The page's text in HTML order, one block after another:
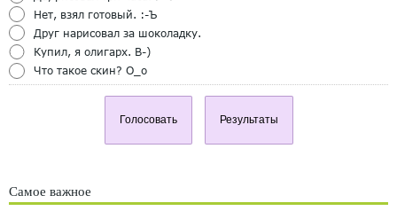
Нет, взял готовый. :-Ъ
Друг нарисовал за шоколадку.
Купил, я олигарх. B-)
Что такое скин? O_o
Голосовать Результаты
Самое важное